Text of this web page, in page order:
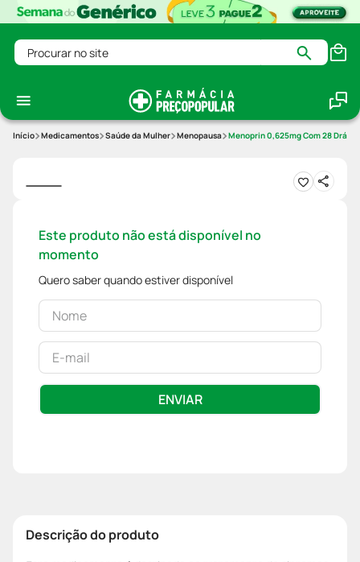
Procurar no site
Medicamentos Saúde da Mulher Menopausa Menoprin 0,625mg Com 28
Este produto não está disponível no
momento
Quero saber quando estiver disponível
ENVIAR
Descrição do produto